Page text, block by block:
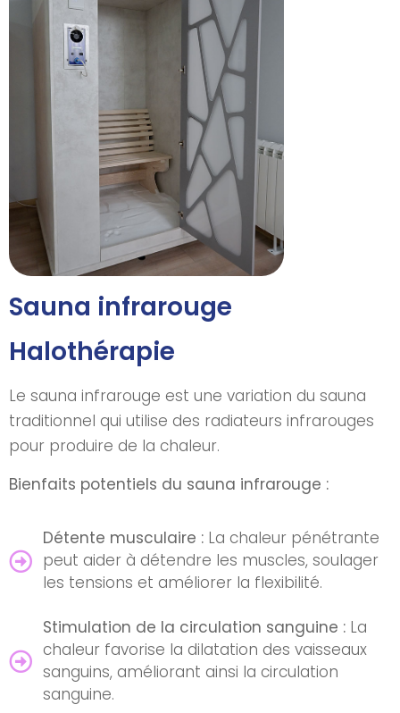
Sauna infrarouge
Halothérapie
Le sauna infrarouge est une variation du sauna
traditionnel qui utilise des radiateurs infrarouges
pour produire de la chaleur.
Bienfaits potentiels du sauna infrarouge :
Détente musculaire :La chaleur pénétrante
peut aider à détendre les muscles, soulager
les tensions et améliorer la flexibilité.
Stimulation de la circulation sanguine :La
chaleur favorise la dilatation des vaisseaux
sanguins, améliorant ainsi la circulation
sanguine.